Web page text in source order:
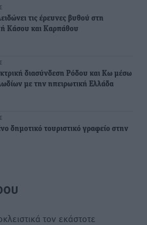
τις έρευνες βυθού στη
Κάσου και Καρπάθου
διασύνδεση Ρόδου και Κω μέσω
με την ηπειρωτική Ελλάδα
δημοτικό τουριστικό γραφείο στην
τον εκάστοτε